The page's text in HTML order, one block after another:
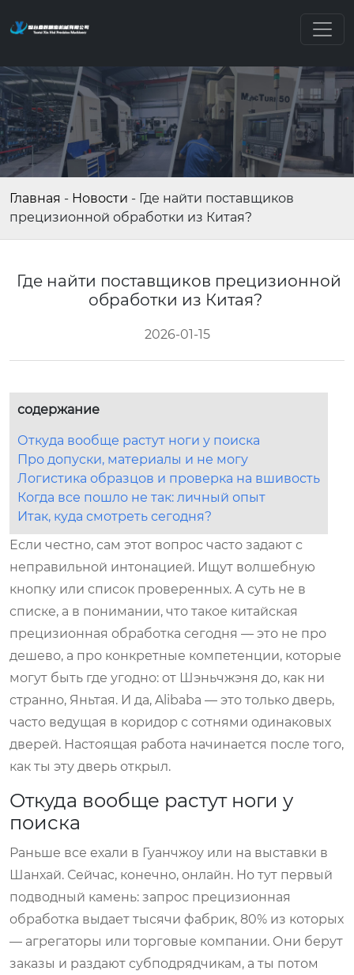
Главная - Новости - Где найти поставщиков
прецизионной обработки из Китая?
Где найти поставщиков прецизионной
обработки из Китая?
2026-01-15
содержание
Откуда вообще растут ноги у поиска
Про допуски, материалы и не могу
Логистика образцов и проверка на вшивость
Когда все пошло не так: личный опыт
Итак, куда смотреть сегодня?
Если честно, сам этот вопрос часто задают с
неправильной интонацией. Ищут волшебную
кнопку или список проверенных. А суть не в
списке, а в понимании, что такое китайская
прецизионная обработка сегодня — это не про
дешево, а про конкретные компетенции, которые
могут быть где угодно: от Шэньчжэня до, как ни
странно, Яньтая. И да, Alibaba — это только дверь,
часто ведущая в коридор с сотнями одинаковых
дверей. Настоящая работа начинается после того,
как ты эту дверь открыл.
Откуда вообще растут ноги у
поиска
Раньше все ехали в Гуанчжоу или на выставки в
Шанхай. Сейчас, конечно, онлайн. Но тут первый
подводный камень: запрос прецизионная
обработка выдает тысячи фабрик, 80% из которых
— агрегаторы или торговые компании. Они берут
заказы и раздают субподрядчикам, а ты потом